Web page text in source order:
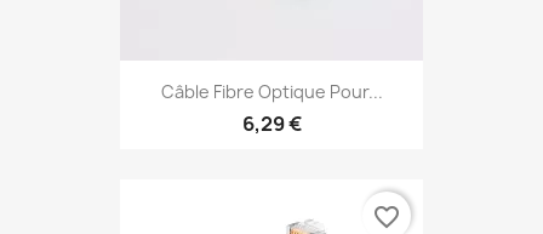
Câble Fibre Optique Pour...
6,29 €
favorite_border